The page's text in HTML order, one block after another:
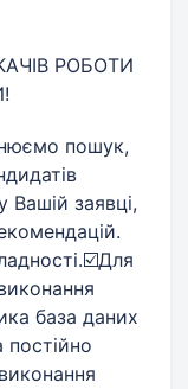
РОБОТИ
пошук,
Вашій заявці,
база даних
постійно